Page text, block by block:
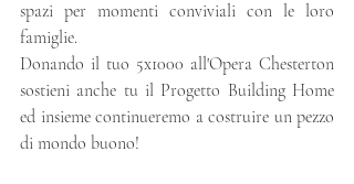
spazi per momenti conviviali con le loro
famiglie.
Donando il tuo 5x1000 all'Opera Chesterton
sostieni anche tu il Progetto Building Home
ed insieme continueremo a costruire un pezzo
di mondo buono!